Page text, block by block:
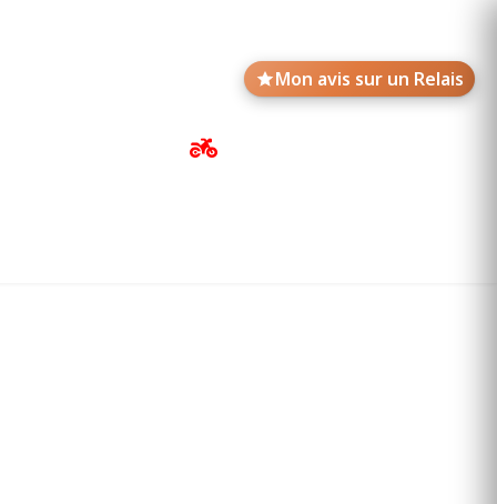
Mon avis sur un Relais